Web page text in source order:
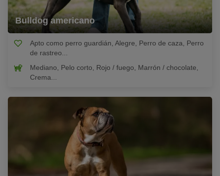
Bulldog americano
Apto como perro guardián, Alegre, Perro de caza, Perro
de rastreo...
Mediano, Pelo corto, Rojo / fuego, Marrón / chocolate,
Crema...